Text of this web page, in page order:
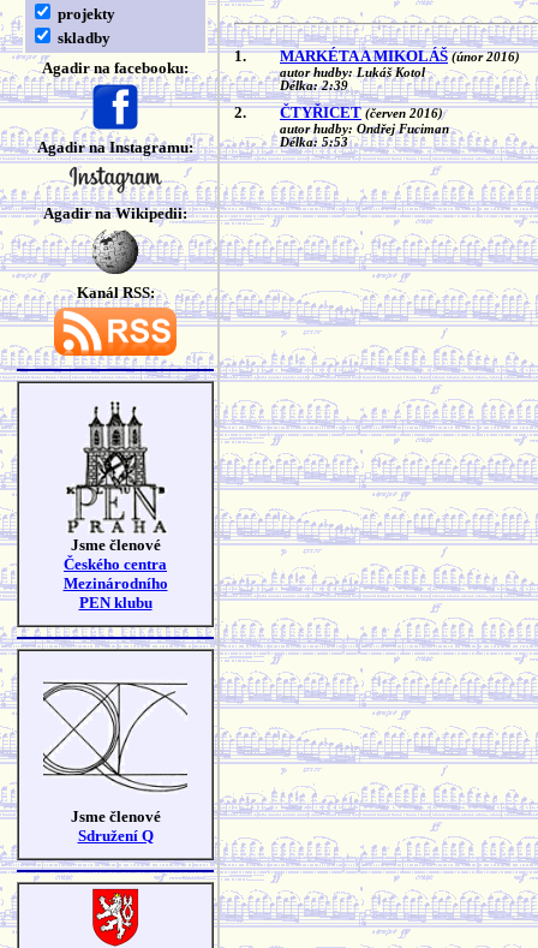
projekty
skladby
Agadir na facebooku:
Agadir na Instagramu:
Agadir na Wikipedii:
Kanál RSS:
Jsme členové
Českého centra
Mezinárodního
PEN klubu
Jsme členové
Sdružení Q
1. MARKÉTA A MIKOLÁŠ (únor 2016)
autor hudby: Lukáš Kotol
Délka: 2:39
2. ČTYŘICET (červen 2016)
autor hudby: Ondřej Fuciman
Délka: 5:53